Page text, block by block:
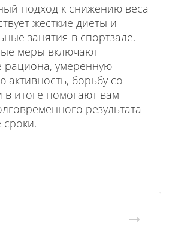
подход к снижению веса
жесткие диеты и
занятия в спортзале.
меры включают
рациона, умеренную
активность, борьбу со
в итоге помогают вам
результата
сроки.